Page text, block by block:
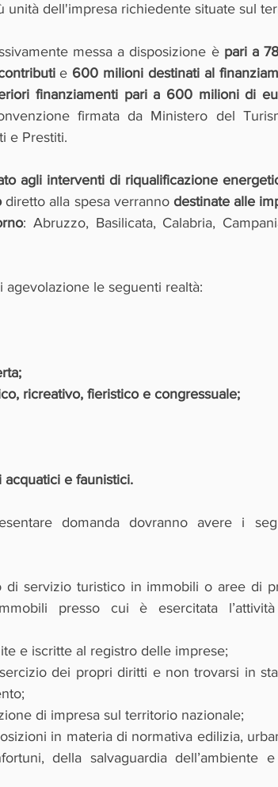
unità dell'impresa richiedente situate sul
messa a disposizione è pari a
e 600 milioni destinati al
finanziamenti pari a 600 milioni di
firmata da Ministero del
e Prestiti.
agli interventi di riqualificazione
diretto alla spesa verranno destinate alle
: Abruzzo, Basilicata, Calabria,
le seguenti realtà:
ricreativo, fieristico e congressuale;
e faunistici.
domanda dovranno avere i
di servizio turistico in immobili o aree di
presso cui è esercitata
e iscritte al registro delle imprese;
dei propri diritti e non trovarsi in
di impresa sul territorio nazionale;
in materia di normativa edilizia,
della salvaguardia dell’ambiente